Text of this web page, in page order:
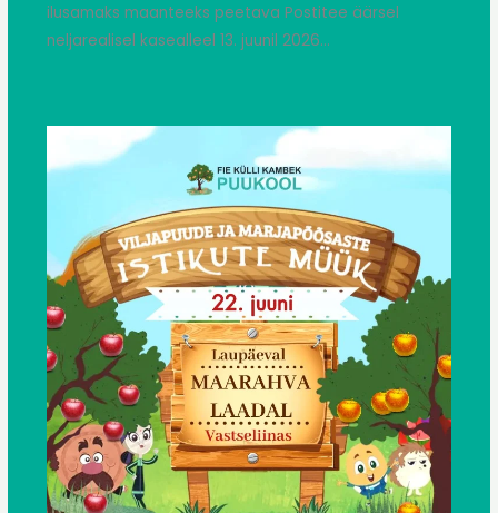
ilusamaks maanteeks peetava Postitee äärsel
neljarealisel kasealleel 13. juunil 2026…